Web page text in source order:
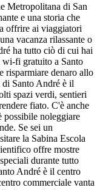
Metropolitana di San
e una storia che
offrire ai viaggiatori
vacanza rilassante o
ha tutto ciò di cui hai
wi-fi gratuito a Santo
risparmiare denaro allo
Santo André è il
spazi verdi, sentieri
fiato. C'è anche
possibile noleggiare
Se sei un
la Sabina Escola
offre mostre
durante tutto
André è il centro
commerciale vanta